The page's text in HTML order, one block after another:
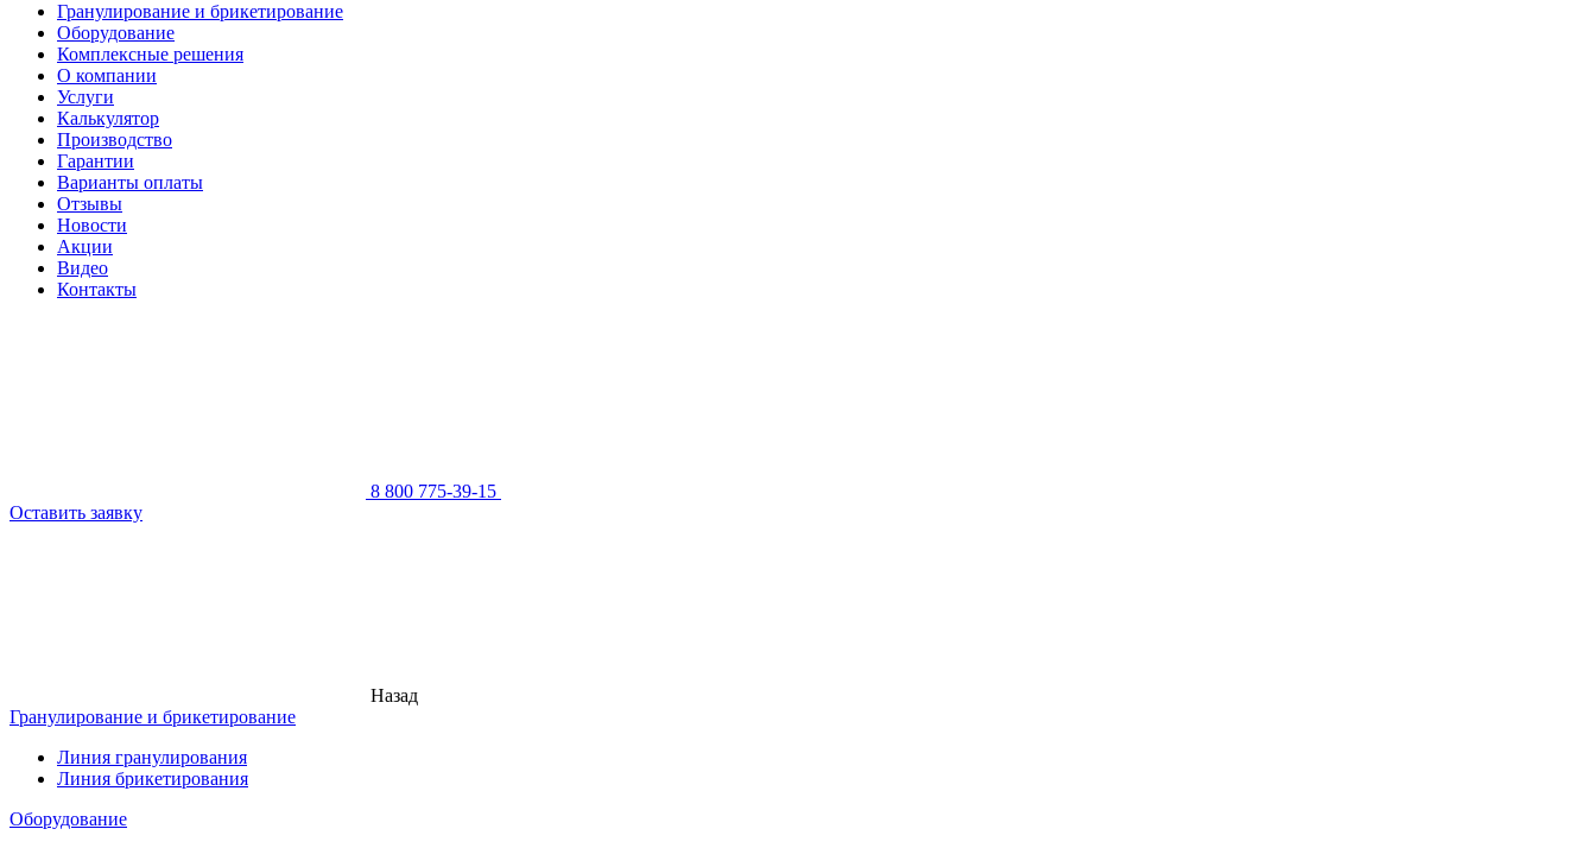
Гранулирование и брикетирование
Оборудование
Комплексные решения
О компании
Услуги
Калькулятор
Производство
Гарантии
Варианты оплаты
Отзывы
Новости
Акции
Видео
Контакты
8 800 775-39-15
Оставить заявку
Назад
Гранулирование и брикетирование
Линия гранулирования
Линия брикетирования
Оборудование